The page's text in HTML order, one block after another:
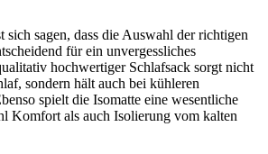
sich sagen, dass die Auswahl der richtigen
für ein unvergessliches
hochwertiger Schlafsack sorgt nicht
sondern hält auch bei kühleren
spielt die Isomatte eine wesentliche
Komfort als auch Isolierung vom kalten